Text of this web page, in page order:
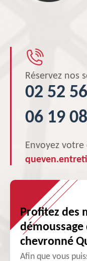
Réservez nos
02 52
06 19
Envoyez votre
Profitez des
chevronné
Afin que vous